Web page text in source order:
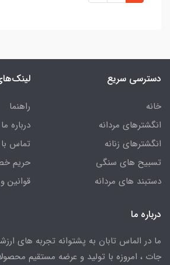
دسترسی سریع
خانه
انگشترهای مردانه
انگشترهای زنانه
تسبیح های سنگی
دستبند های مردانه
راهنما
درباره ما
تماس با
حریم
قوانین
درباره ما
ما در الماس تابان به پشتوانه تجربه های
جات ، امروزه با تولید و عرضه مستقیم